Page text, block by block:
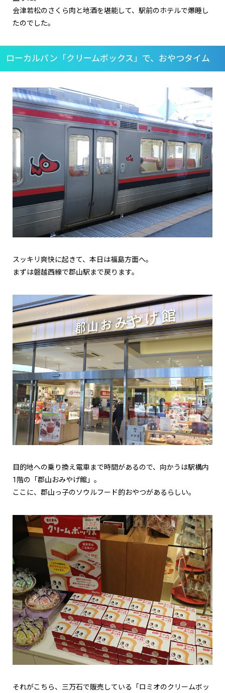
会津若松のさくら肉と地酒を堪能して、駅前のホテルで爆睡し
たのでした。
ローカルパン「クリームボックス」で、おやつタイム
スッキリ爽快に起きて、本日は福島方面へ。
まずは磐越西線で郡山駅まで戻ります。
目的地への乗り換え電車まで時間があるので、向かうは駅構内
1階の「郡山おみやげ館」。
ここに、郡山っ子のソウルフード的おやつがあるらしい。
それがこちら、三万石で販売している「ロミオのクリームボッ